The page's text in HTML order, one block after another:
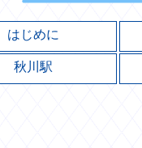
はじめに
秋川駅